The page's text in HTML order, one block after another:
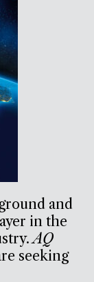
and
in the
AQ
seeking